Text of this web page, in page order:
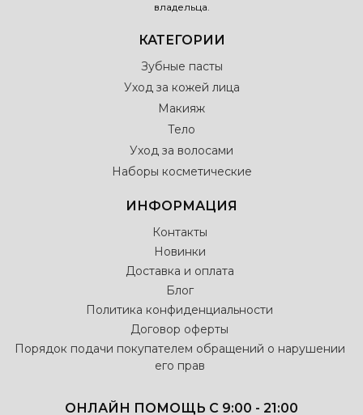
владельца.
КАТЕГОРИИ
Зубные пасты
Уход за кожей лица
Макияж
Тело
Уход за волосами
Наборы косметические
ИНФОРМАЦИЯ
Контакты
Новинки
Доставка и оплата
Блог
Политика конфиденциальности
Договор оферты
Порядок подачи покупателем обращений о нарушении
его прав
ОНЛАЙН ПОМОЩЬ С 9:00 - 21:00